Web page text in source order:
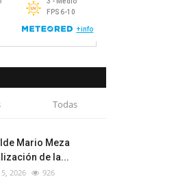
Todas
Mario Meza
de la...
2026 926